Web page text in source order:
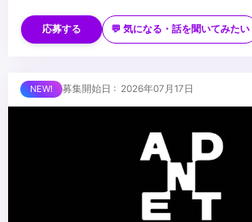
・映像制作パイプラインの理解
・長編映像・ハイエンドCG・没入型コンテンツ
・Houdini／Geometry Nodes 等を用いたプロ
・Unreal Engine／Unity 等のリアルタイムエン
・AIを活用した映像制作の経験
...
応募する 💬 気になる・話を聞いてみたい
募集開始日 : 2026年07月17日